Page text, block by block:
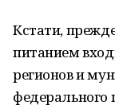
Кстати,
питанием
регионов и
федерального